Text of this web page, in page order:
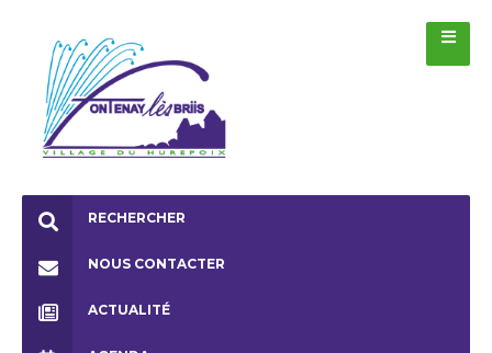
RECHERCHER
NOUS CONTACTER
ACTUALITÉ